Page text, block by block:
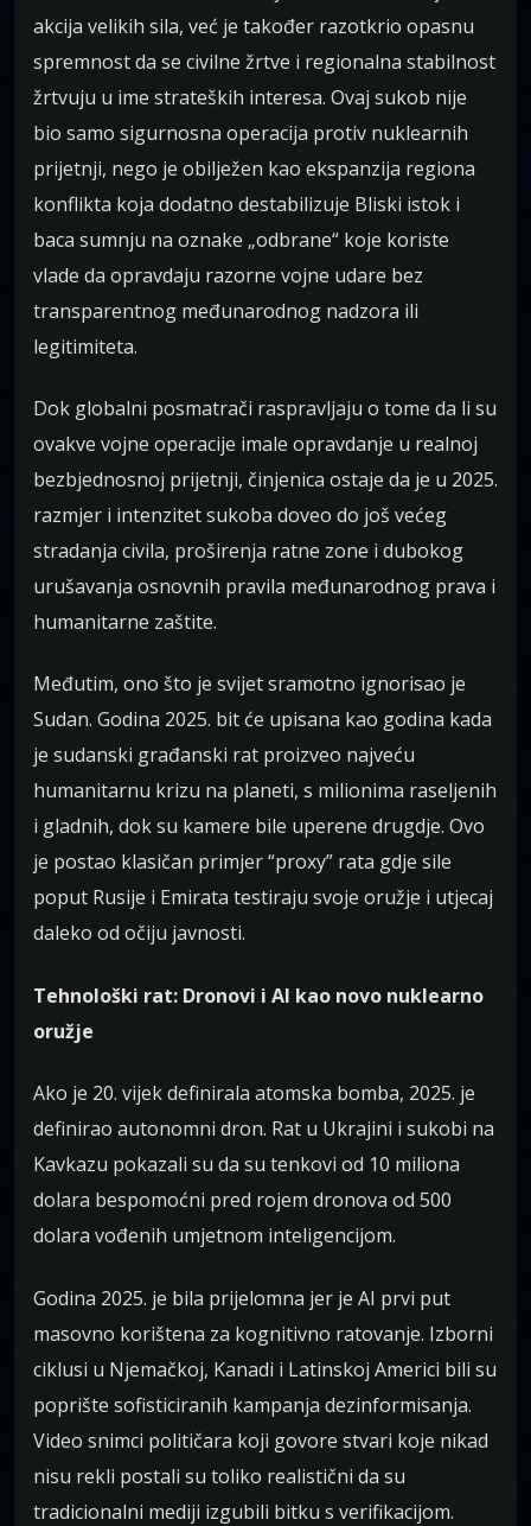
akcija velikih sila, već je također razotkrio opasnu
spremnost da se civilne žrtve i regionalna stabilnost
žrtvuju u ime strateških interesa. Ovaj sukob nije
bio samo sigurnosna operacija protiv nuklearnih
prijetnji, nego je obilježen kao ekspanzija regiona
konflikta koja dodatno destabilizuje Bliski istok i
baca sumnju na oznake „odbrane“ koje koriste
vlade da opravdaju razorne vojne udare bez
transparentnog međunarodnog nadzora ili
legitimiteta.
Dok globalni posmatrači raspravljaju o tome da li su
ovakve vojne operacije imale opravdanje u realnoj
bezbjednosnoj prijetnji, činjenica ostaje da je u 2025.
razmjer i intenzitet sukoba doveo do još većeg
stradanja civila, proširenja ratne zone i dubokog
urušavanja osnovnih pravila međunarodnog prava i
humanitarne zaštite.
Međutim, ono što je svijet sramotno ignorisao je
Sudan. Godina 2025. bit će upisana kao godina kada
je sudanski građanski rat proizveo najveću
humanitarnu krizu na planeti, s milionima raseljenih
i gladnih, dok su kamere bile uperene drugdje. Ovo
je postao klasičan primjer “proxy” rata gdje sile
poput Rusije i Emirata testiraju svoje oružje i utjecaj
daleko od očiju javnosti.
Tehnološki rat: Dronovi i AI kao novo nuklearno
oružje
Ako je 20. vijek definirala atomska bomba, 2025. je
definirao autonomni dron. Rat u Ukrajini i sukobi na
Kavkazu pokazali su da su tenkovi od 10 miliona
dolara bespomoćni pred rojem dronova od 500
dolara vođenih umjetnom inteligencijom.
Godina 2025. je bila prijelomna jer je AI prvi put
masovno korištena za kognitivno ratovanje. Izborni
ciklusi u Njemačkoj, Kanadi i Latinskoj Americi bili su
poprište sofisticiranih kampanja dezinformisanja.
Video snimci političara koji govore stvari koje nikad
nisu rekli postali su toliko realistični da su
tradicionalni mediji izgubili bitku s verifikacijom.